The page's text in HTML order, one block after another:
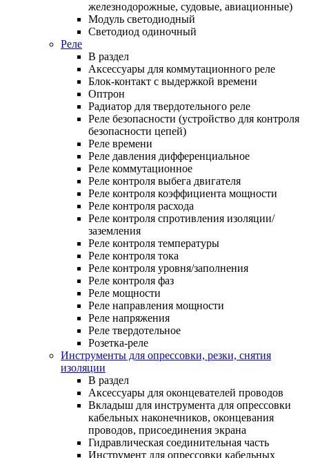
железнодорожные, судовые, авиационные)
Модуль светодиодный
Светодиод одиночный
Реле
В раздел
Аксессуары для коммутационного реле
Блок-контакт с выдержкой времени
Оптрон
Радиатор для твердотельного реле
Реле безопасности (устройство для контроля
безопасности цепей)
Реле времени
Реле давления дифференциальное
Реле коммутационное
Реле контроля выбега двигателя
Реле контроля коэффициента мощности
Реле контроля расхода
Реле контроля спротивления изоляции/
заземления
Реле контроля температуры
Реле контроля тока
Реле контроля уровня/заполнения
Реле контроля фаз
Реле мощности
Реле направления мощности
Реле напряжения
Реле твердотельное
Розетка-реле
Инструменты для опрессовки, резки, снятия
изоляции
В раздел
Аксессуары для оконцевателей проводов
Вкладыш для инструмента для опрессовки
кабельных наконечников, оконцевания
проводов, присоединения экрана
Гидравлическая соединительная часть
Инструмент для опрессовки кабельных